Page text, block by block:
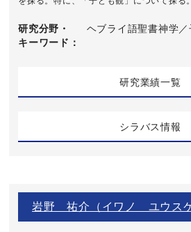
研究分野・
キーワード
ヘブライ語聖書神学／
研究業績一覧
シラバス情報
岩野 祐介（イワノ ユウスケ